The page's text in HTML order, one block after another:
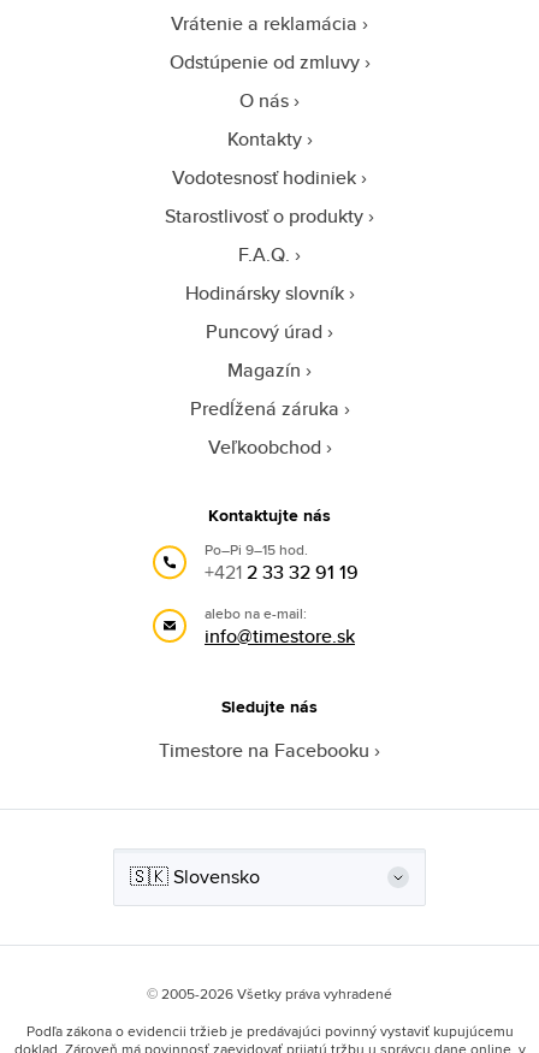
Vrátenie a reklamácia
Odstúpenie od zmluvy
O nás
Kontakty
Vodotesnosť hodiniek
Starostlivosť o produkty
F.A.Q.
Hodinársky slovník
Puncový úrad
Magazín
Predĺžená záruka
Veľkoobchod
Kontaktujte nás
Po–Pi 9–15 hod.
+4212 33 32 91 19
alebo na e-mail:
info@timestore.sk
Sledujte nás
Timestore na Facebooku
© 2005-2026 Všetky práva vyhradené
Podľa zákona o evidencii tržieb je predávajúci povinný vystaviť kupujúcemu
doklad. Zároveň má povinnosť zaevidovať prijatú tržbu u správcu dane online, v